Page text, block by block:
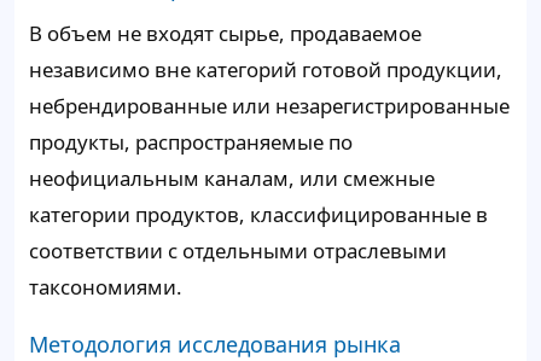
В объем не входят сырье, продаваемое
независимо вне категорий готовой продукции,
небрендированные или незарегистрированные
продукты, распространяемые по
неофициальным каналам, или смежные
категории продуктов, классифицированные в
соответствии с отдельными отраслевыми
таксономиями.
Методология исследования рынка